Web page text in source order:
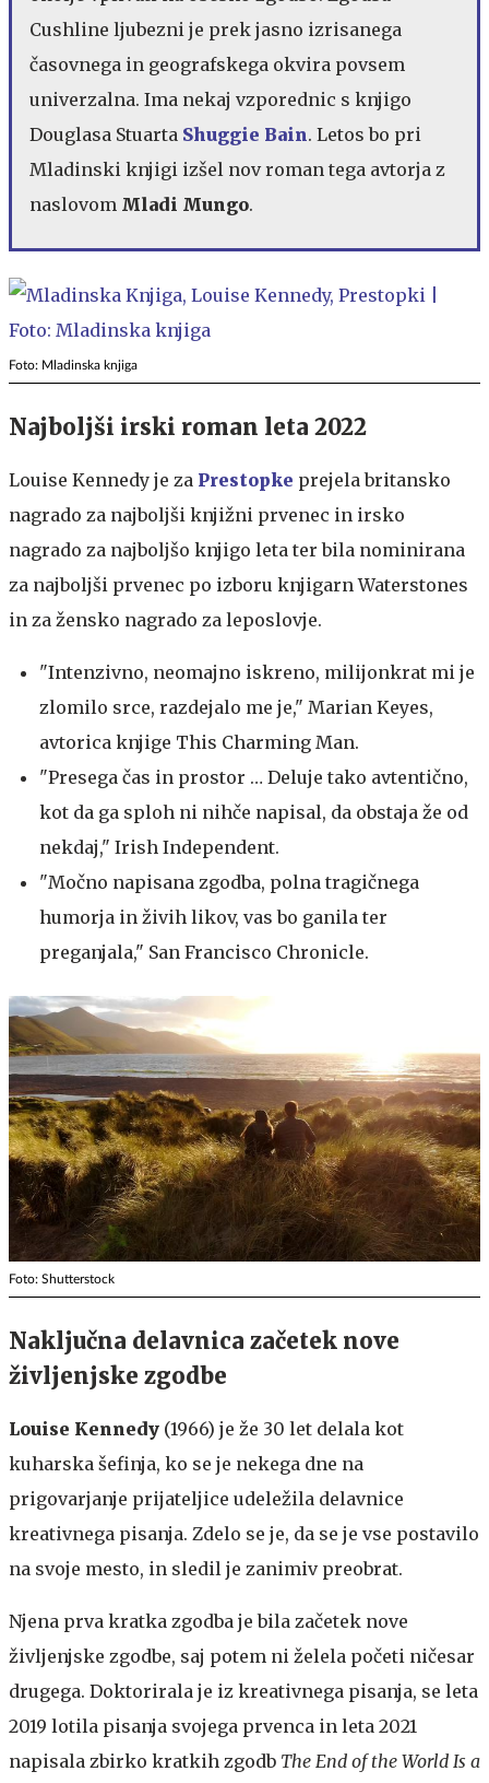
Cushline ljubezni je prek jasno izrisanega
časovnega in geografskega okvira povsem
univerzalna. Ima nekaj vzporednic s knjigo
Douglasa Stuarta Shuggie Bain. Letos bo pri
Mladinski knjigi izšel nov roman tega avtorja z
naslovom Mladi Mungo.
Foto: Mladinska knjiga
Najboljši irski roman leta 2022
Louise Kennedy je za Prestopke prejela britansko
nagrado za najboljši knjižni prvenec in irsko
nagrado za najboljšo knjigo leta ter bila nominirana
za najboljši prvenec po izboru knjigarn Waterstones
in za žensko nagrado za leposlovje.
"Intenzivno, neomajno iskreno, milijonkrat mi je
zlomilo srce, razdejalo me je," Marian Keyes,
avtorica knjige This Charming Man.
"Presega čas in prostor … Deluje tako avtentično,
kot da ga sploh ni nihče napisal, da obstaja že od
nekdaj," Irish Independent.
"Močno napisana zgodba, polna tragičnega
humorja in živih likov, vas bo ganila ter
preganjala," San Francisco Chronicle.
Foto: Shutterstock
Naključna delavnica začetek nove
življenjske zgodbe
Louise Kennedy (1966) je že 30 let delala kot
kuharska šefinja, ko se je nekega dne na
prigovarjanje prijateljice udeležila delavnice
kreativnega pisanja. Zdelo se je, da se je vse postavilo
na svoje mesto, in sledil je zanimiv preobrat.
Njena prva kratka zgodba je bila začetek nove
življenjske zgodbe, saj potem ni želela početi ničesar
drugega. Doktorirala je iz kreativnega pisanja, se leta
2019 lotila pisanja svojega prvenca in leta 2021
napisala zbirko kratkih zgodb The End of the World Is a